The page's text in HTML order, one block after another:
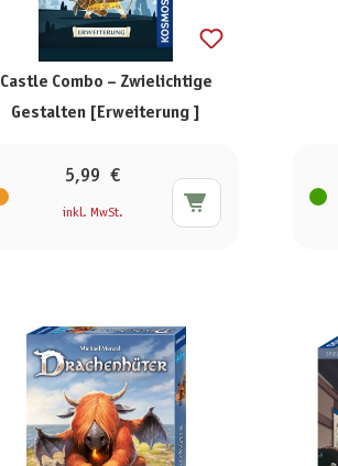
Castle Combo – Zwielichtige
Gestalten [Erweiterung ]
5,99 €
inkl. MwSt.